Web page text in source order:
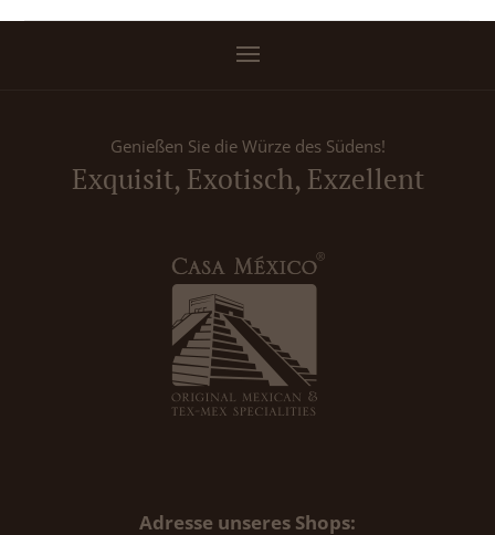
Genießen Sie die Würze des Südens!
Exquisit, Exotisch, Exzellent
Adresse unseres Shops: